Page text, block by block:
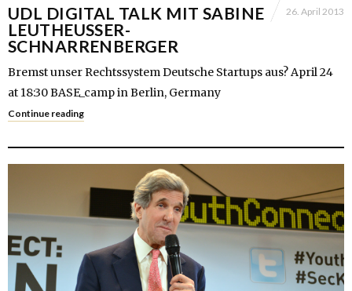
UDL DIGITAL TALK MIT SABINE
LEUTHEUSSER-
SCHNARRENBERGER
26. April 2013
Bremst unser Rechtssystem Deutsche Startups aus? April 24
at 18:30 BASE_camp in Berlin, Germany
Continue reading